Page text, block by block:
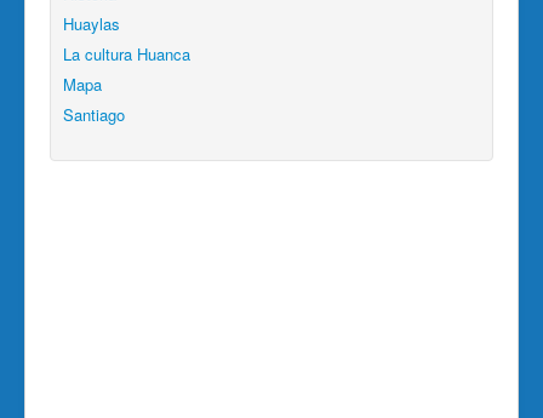
Huaylas
La cultura Huanca
Mapa
Santiago